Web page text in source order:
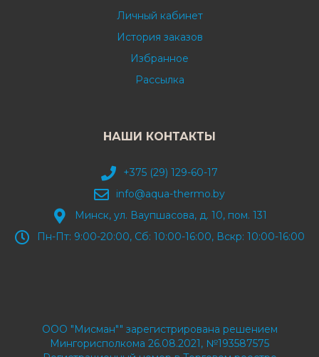
Личный кабинет
История заказов
Избранное
Рассылка
НАШИ КОНТАКТЫ
+375 (29) 129-60-17
info@aqua-thermo.by
Минск, ул. Ваупшасова, д. 10, пом. 131
Пн-Пт: 9:00-20:00, Сб: 10:00-16:00, Вскр: 10:00-16:00
ООО "Мисман"" зарегистрирована решением
Мингорисполкома 26.08.2021, №193587575